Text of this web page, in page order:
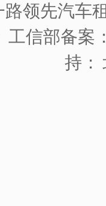
路领先汽车
工信部备案
持：